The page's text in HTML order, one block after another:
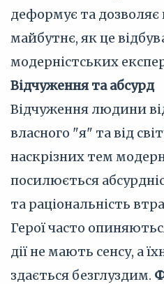
деформує та дозволяє
майбутнє, як це
модерністських
Відчуження та абсурд
Відчуження людини
власного "я" та від
наскрізних тем
посилюється
та раціональність
Герої часто
дії не мають сенсу, а
здається безглуздим.